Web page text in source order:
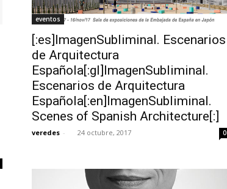
eventos
[:es]ImagenSubliminal. Escenarios
de Arquitectura
Española[:gl]ImagenSubliminal.
Escenarios de Arquitectura
Española[:en]ImagenSubliminal.
Scenes of Spanish Architecture[:]
veredes - 24 octubre, 2017 0